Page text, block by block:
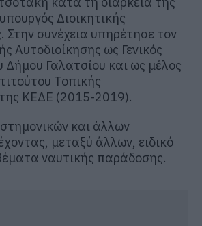
Διοικητικής
Στην συνέχεια υπηρέτησε τον
Αυτοδιοίκησης ως Γενικός
Δήμου Γαλατσίου και ως μέλος
Τοπικής
ΚΕΔΕ (2015-2019).
και άλλων
μεταξύ άλλων, ειδικό
ναυτικής παράδοσης.